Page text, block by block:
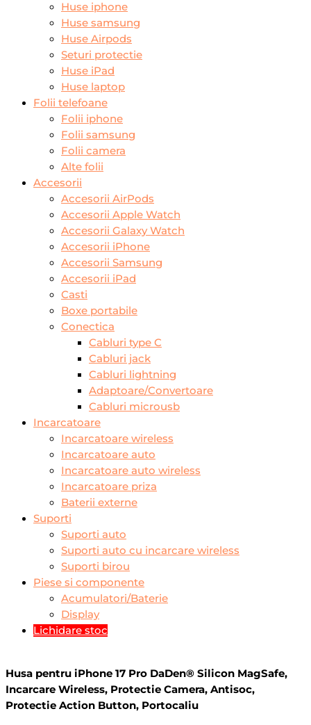
Huse iphone
Huse samsung
Huse Airpods
Seturi protectie
Huse iPad
Huse laptop
Folii telefoane
Folii iphone
Folii samsung
Folii camera
Alte folii
Accesorii
Accesorii AirPods
Accesorii Apple Watch
Accesorii Galaxy Watch
Accesorii iPhone
Accesorii Samsung
Accesorii iPad
Casti
Boxe portabile
Conectica
Cabluri type C
Cabluri jack
Cabluri lightning
Adaptoare/Convertoare
Cabluri microusb
Incarcatoare
Incarcatoare wireless
Incarcatoare auto
Incarcatoare auto wireless
Incarcatoare priza
Baterii externe
Suporti
Suporti auto
Suporti auto cu incarcare wireless
Suporti birou
Piese si componente
Acumulatori/Baterie
Display
Lichidare stoc
Husa pentru iPhone 17 Pro DaDen® Silicon MagSafe,
Incarcare Wireless, Protectie Camera, Antisoc,
Protectie Action Button, Portocaliu